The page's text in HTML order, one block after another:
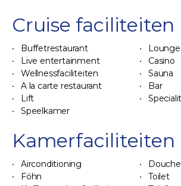
Cruise faciliteiten
Buffetrestaurant
Lounge
Live entertainment
Casino
Wellnessfaciliteiten
Sauna
A la carte restaurant
Bar
Lift
Speelkamer
Kamerfaciliteiten
Airconditioning
Douche
Föhn
Toilet